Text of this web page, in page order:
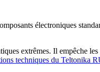
électroniques
extrêmes. Il empêche
techniques du Teltonika